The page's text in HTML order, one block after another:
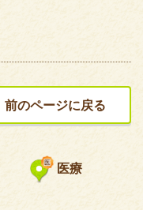
前のページに戻る
医療